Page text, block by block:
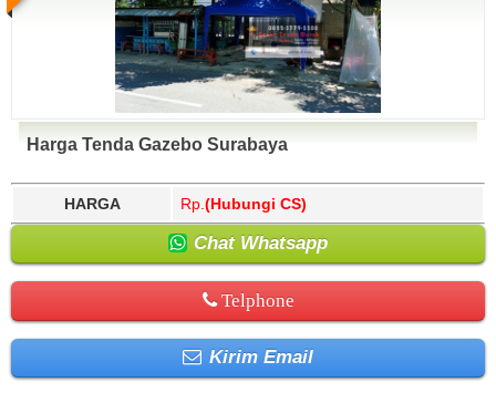
Harga Tenda Gazebo Surabaya
HARGA Rp. (Hubungi CS)
Chat Whatsapp
Telphone
Kirim Email